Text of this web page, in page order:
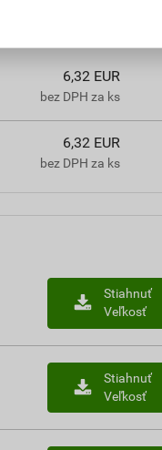
6,32 EUR
bez DPH za ks
6,32 EUR
bez DPH za ks
Stiahnuť
Veľkosť
Stiahnuť
Veľkosť